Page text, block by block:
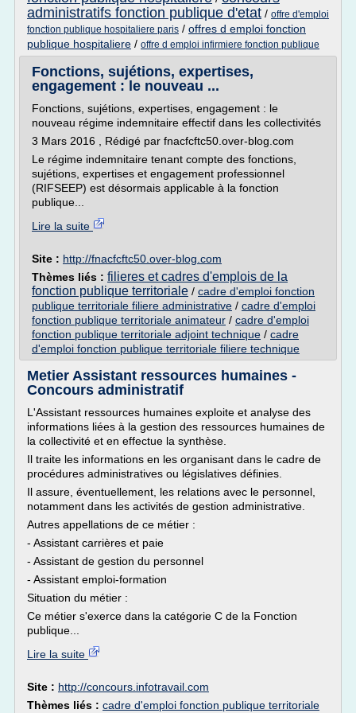
administratifs fonction publique d'etat / offre d'emploi
fonction publique hospitaliere paris / offres d emploi fonction
publique hospitaliere / offre d emploi infirmiere fonction publique
Fonctions, sujétions, expertises,
engagement : le nouveau ...
Fonctions, sujétions, expertises, engagement : le
nouveau régime indemnitaire effectif dans les collectivités
3 Mars 2016 , Rédigé par fnacfcftc50.over-blog.com
Le régime indemnitaire tenant compte des fonctions,
sujétions, expertises et engagement professionnel
(RIFSEEP) est désormais applicable à la fonction
publique...
Lire la suite
Site : http://fnacfcftc50.over-blog.com
Thèmes liés : filieres et cadres d'emplois de la
fonction publique territoriale / cadre d'emploi fonction
publique territoriale filiere administrative / cadre d'emploi
fonction publique territoriale animateur / cadre d'emploi
fonction publique territoriale adjoint technique / cadre
d'emploi fonction publique territoriale filiere technique
Metier Assistant ressources humaines -
Concours administratif
L'Assistant ressources humaines exploite et analyse des
informations liées à la gestion des ressources humaines de
la collectivité et en effectue la synthèse.
Il traite les informations en les organisant dans le cadre de
procédures administratives ou législatives définies.
Il assure, éventuellement, les relations avec le personnel,
notamment dans les activités de gestion administrative.
Autres appellations de ce métier :
- Assistant carrières et paie
- Assistant de gestion du personnel
- Assistant emploi-formation
Situation du métier :
Ce métier s'exerce dans la catégorie C de la Fonction
publique...
Lire la suite
Site : http://concours.infotravail.com
Thèmes liés : cadre d'emploi fonction publique territoriale